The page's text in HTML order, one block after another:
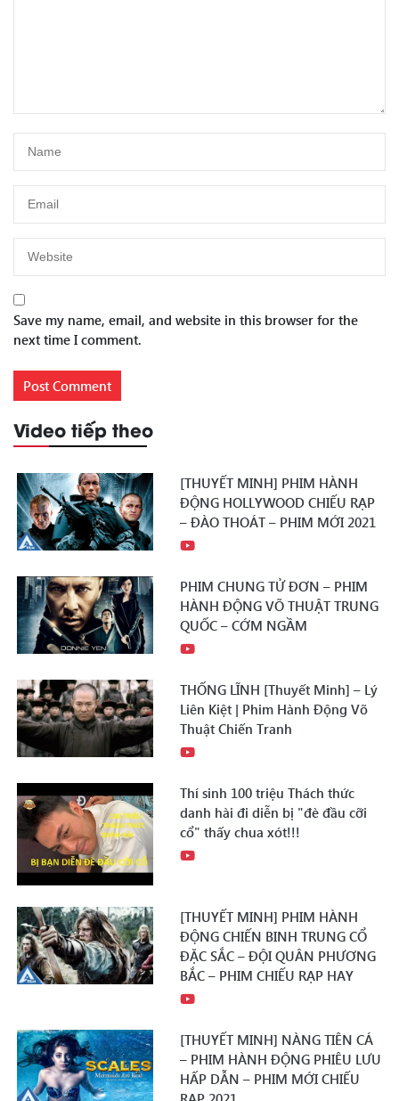
Save my name, email, and website in this browser for the
next time I comment.
Video tiếp theo
[THUYẾT MINH] PHIM HÀNH
ĐỘNG HOLLYWOOD CHIẾU RẠP
– ĐÀO THOÁT – PHIM MỚI 2021
PHIM CHUNG TỬ ĐƠN – PHIM
HÀNH ĐỘNG VÕ THUẬT TRUNG
QUỐC – CỚM NGẦM
THỐNG LĨNH [Thuyết Minh] – Lý
Liên Kiệt | Phim Hành Động Võ
Thuật Chiến Tranh
Thí sinh 100 triệu Thách thức
danh hài đi diễn bị "đè đầu cỡi
cổ" thấy chua xót!!!
[THUYẾT MINH] PHIM HÀNH
ĐỘNG CHIẾN BINH TRUNG CỔ
ĐẶC SẮC – ĐỘI QUÂN PHƯƠNG
BẮC – PHIM CHIẾU RẠP HAY
[THUYẾT MINH] NÀNG TIÊN CÁ
– PHIM HÀNH ĐỘNG PHIÊU LƯU
HẤP DẪN – PHIM MỚI CHIẾU